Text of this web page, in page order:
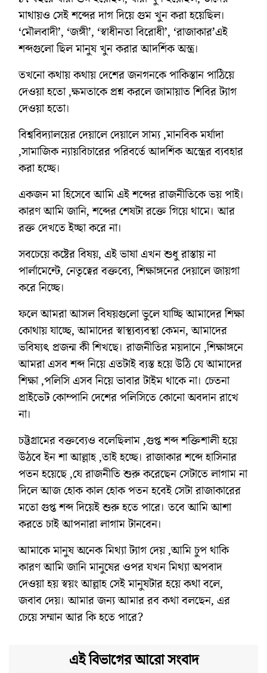
মাথায়ও সেই শব্দের দাগ দিয়ে গুম খুন করা হয়েছিল।
‌‘মৌলবাদী’, ‘জঙ্গী’, ‘স্বাধীনতা বিরোধী’, ‘রাজাকার’এই
শব্দগুলো ছিল মানুষ খুন করার আদর্শিক অস্ত্র।
তখনো কথায় কথায় দেশের জনগনকে পাকিস্তান পাঠিয়ে
দেওয়া হতো ,ক্ষমতাকে প্রশ্ন করলে জামায়াত শিবির ট্যাগ
দেওয়া হতো।
বিশ্ববিদ্যালয়ের দেয়ালে দেয়ালে সাম্য ,মানবিক মর্যাদা
,সামাজিক ন্যায়বিচারের পরিবর্তে আদর্শিক অস্ত্রের ব্যবহার
করা হচ্ছে।
একজন মা হিসেবে আমি এই শব্দের রাজনীতিকে ভয় পাই।
কারণ আমি জানি, শব্দের শেষটা রক্তে গিয়ে থামে। আর
রক্ত দেখতে ইচ্ছা করে না।
সবচেয়ে কষ্টের বিষয়, এই ভাষা এখন শুধু রাস্তায় না
পার্লামেন্টে, নেতৃত্বের বক্তব্যে, শিক্ষাঙ্গনের দেয়ালে জায়গা
করে নিচ্ছে।
ফলে আমরা আসল বিষয়গুলো ভুলে যাচ্ছি আমাদের শিক্ষা
কোথায় যাচ্ছে, আমাদের স্বাস্থ্যব্যবস্থা কেমন, আমাদের
ভবিষ্যৎ প্রজন্ম কী শিখছে। রাজনীতির ময়দানে ,শিক্ষাঙ্গনে
আমরা এসব শব্দ নিয়ে এতটাই ব্যস্ত হয়ে উঠি যে আমাদের
শিক্ষা ,পলিসি এসব নিয়ে ভাবার টাইম থাকে না। চেতনা
প্রাইভেট কোম্পানি দেশের পলিসিতে কোনো অবদান রাখে
না।
চট্টগ্রামের বক্তব্যেও বলেছিলাম ,গুপ্ত শব্দ শক্তিশালী হয়ে
উঠবে ইন শা আল্লাহ ,তাই হচ্ছে। রাজাকার শব্দে হাসিনার
পতন হয়েছে ,যে রাজনীতি শুরু করেছেন সেটাতে লাগাম না
দিলে আজ হোক কাল হোক পতন হবেই সেটা রাজাকারের
মতো গুপ্ত শব্দ দিয়েই শুরু হতে পারে। তবে আমি আশা
করতে চাই আপনারা লাগাম টানবেন।
আমাকে মানুষ অনেক মিথ্যা ট্যাগ দেয় ,আমি চুপ থাকি
কারণ আমি জানি মানুষের ওপর যখন মিথ্যা অপবাদ
দেওয়া হয় স্বয়ং আল্লাহ সেই মানুষটার হয়ে কথা বলে,
জবাব দেয়। আমার জন্য আমার রব কথা বলছেন, এর
চেয়ে সম্মান আর কি হতে পারে?
এই বিভাগের আরো সংবাদ